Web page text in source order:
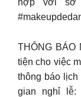
hợp với sở
THÔNG BÁO
tiện cho việc
thông báo
gian nghỉ